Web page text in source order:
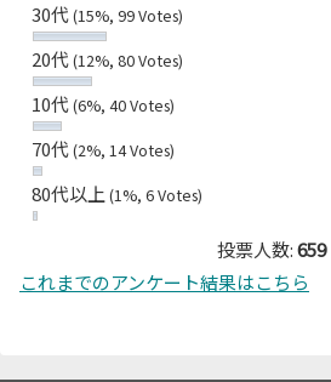
30代(15%, 99 Votes)
20代(12%, 80 Votes)
10代(6%, 40 Votes)
70代(2%, 14 Votes)
80代以上(1%, 6 Votes)
投票人数:659
これまでのアンケート結果はこちら